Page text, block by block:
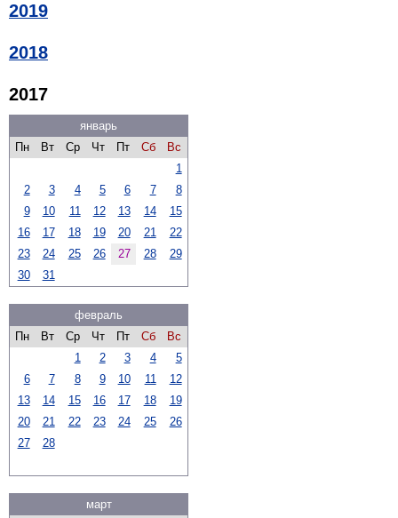
2019
2018
2017
январь
Пн
Вт Ср Чт Пт Сб
Вс
1
2
3 4 5 6 7
8
9
10 11 12 13 14
15
16
17 18 19 20 21
22
23
24 25 26 27 28
29
30
31
февраль
Пн
Вт Ср Чт Пт Сб
Вс
1
2 3 4
5
6
7 8 9 10 11
12
13
14 15 16 17 18
19
20
21 22 23 24 25
26
27
28
март